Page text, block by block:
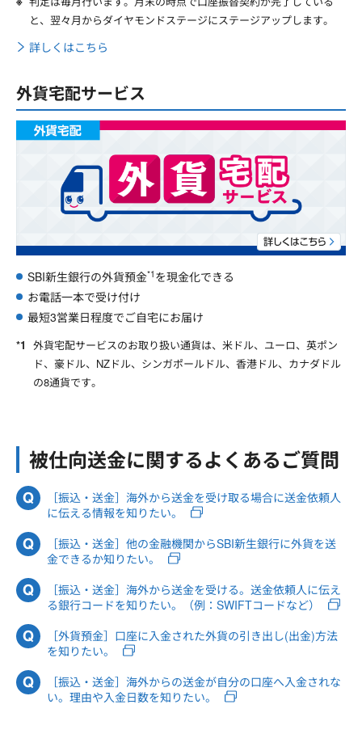
と、翌々月からダイヤモンドステージにステージアップします。
詳しくはこちら
外貨宅配サービス
SBI新生銀行の外貨預金*1 を現金化できる
お電話一本で受け付け
最短3営業日程度でご自宅にお届け
外貨宅配サービスのお取り扱い通貨は、米ドル、ユーロ、英ポン
ド、豪ドル、NZドル、シンガポールドル、香港ドル、カナダドル
の8通貨です。
被仕向送金に関するよくあるご質問
［振込・送金］海外から送金を受け取る場合に送金依頼人
に伝える情報を知りたい。
［振込・送金］他の金融機関からSBI新生銀行に外貨を送
金できるか知りたい。
［振込・送金］海外から送金を受ける。送金依頼人に伝え
る銀行コードを知りたい。（例：SWIFTコードなど）
［外貨預金］口座に入金された外貨の引き出し(出金)方法
を知りたい。
［振込・送金］海外からの送金が自分の口座へ入金されな
い。理由や入金日数を知りたい。